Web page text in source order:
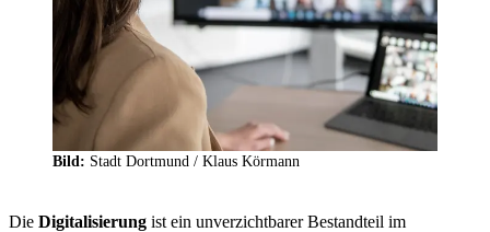
Bild: Stadt Dortmund / Klaus Körmann
Die Digitalisierung ist ein unverzichtbarer Bestandteil im